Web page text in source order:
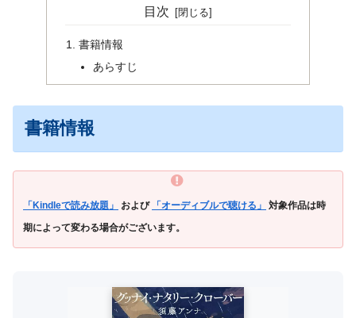
目次
書籍情報
あらすじ
書籍情報
「Kindleで読み放題」 および 「オーディブルで聴ける」
対象作品は時
期によって変わる場合がございます。